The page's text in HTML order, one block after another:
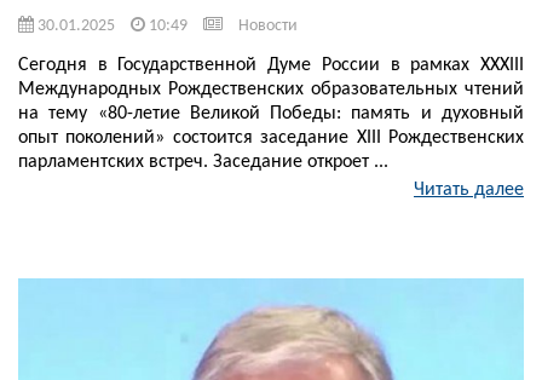
30.01.2025 10:49 Новости
Сегодня в Государственной Думе России в рамках XXXIII
Международных Рождественских образовательных чтений
на тему «80-летие Великой Победы: память и духовный
опыт поколений» состоится заседание XIII Рождественских
парламентских встреч. Заседание откроет ...
Читать далее